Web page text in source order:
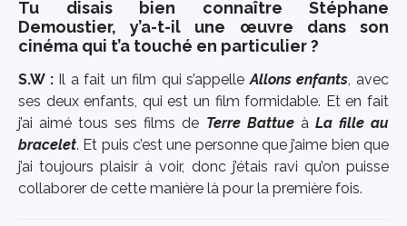
Tu disais bien connaître Stéphane
Demoustier, y’a-t-il une œuvre dans son
cinéma qui t’a touché en particulier ?
S.W :Il a fait un film qui s’appelleAllons enfants, avec
ses deux enfants, qui est un film formidable. Et en fait
j’ai aimé tous ses films de Terre Battueà La fille au
bracelet. Et puis c’est une personne que j’aime bien que
j’ai toujours plaisir à voir, donc j’étais ravi qu’on puisse
collaborer de cette manière là pour la première fois.